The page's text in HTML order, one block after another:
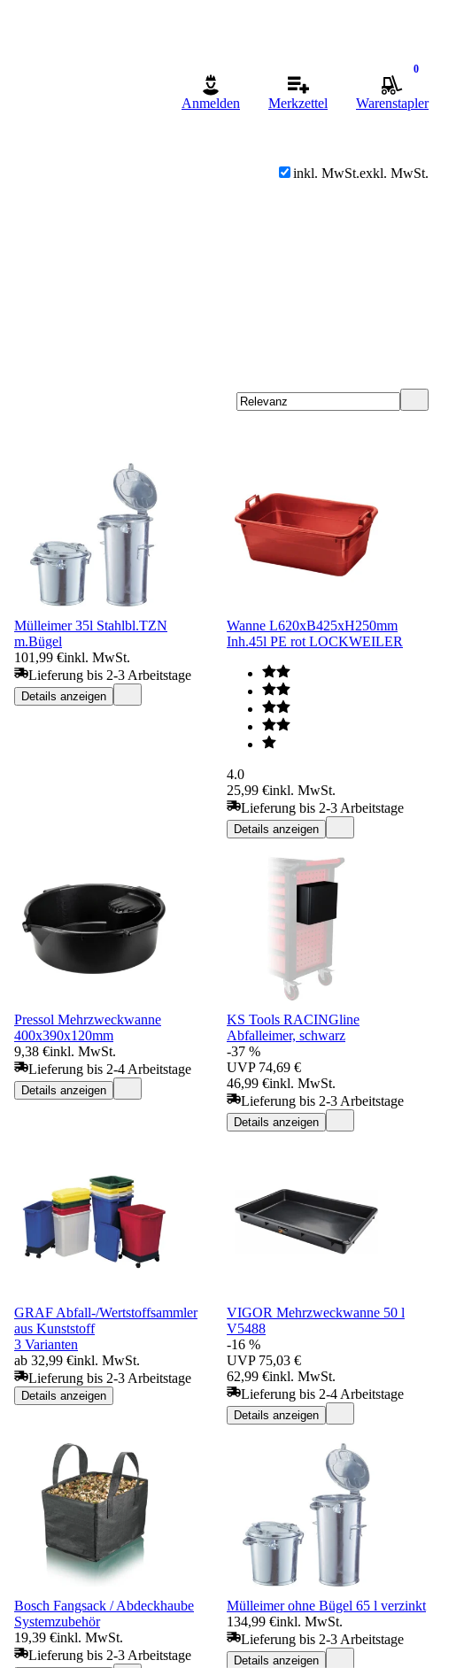
Anmelden Merkzettel
0
Warenstapler
inkl. MwSt.exkl. MwSt.
Mülleimer 35l Stahlbl.TZN
m.Bügel
101,99 €inkl. MwSt.
Lieferung bis 2-3 Arbeitstage
Details anzeigen
Wanne L620xB425xH250mm
Inh.45l PE rot LOCKWEILER
4.0
25,99 €inkl. MwSt.
Lieferung bis 2-3 Arbeitstage
Details anzeigen
Pressol Mehrzweckwanne
400x390x120mm
9,38 €inkl. MwSt.
Lieferung bis 2-4 Arbeitstage
Details anzeigen
KS Tools RACINGline
Abfalleimer, schwarz
-37 %
UVP 74,69 €
46,99 €inkl. MwSt.
Lieferung bis 2-3 Arbeitstage
Details anzeigen
GRAF Abfall-/Wertstoffsammler
aus Kunststoff
3 Varianten
ab 32,99 €inkl. MwSt.
Lieferung bis 2-3 Arbeitstage
Details anzeigen
VIGOR Mehrzweckwanne 50 l
V5488
-16 %
UVP 75,03 €
62,99 €inkl. MwSt.
Lieferung bis 2-4 Arbeitstage
Details anzeigen
Bosch Fangsack / Abdeckhaube
Systemzubehör
19,39 €inkl. MwSt.
Lieferung bis 2-3 Arbeitstage
Mülleimer ohne Bügel 65 l verzinkt
134,99 €inkl. MwSt.
Lieferung bis 2-3 Arbeitstage
Details anzeigen